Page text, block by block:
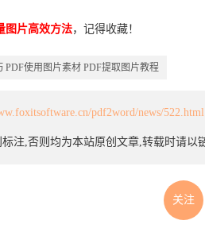
图片高效方法，记得收藏！
PDF使用图片素材 PDF提取图片教程
pdf2word/news/522.html
注,否则均为本站原创文章,转载时请以
关注